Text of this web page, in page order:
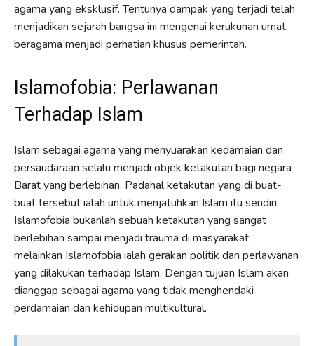
agama yang eksklusif. Tentunya dampak yang terjadi telah
menjadikan sejarah bangsa ini mengenai kerukunan umat
beragama menjadi perhatian khusus pemerintah.
Islamofobia: Perlawanan
Terhadap Islam
Islam sebagai agama yang menyuarakan kedamaian dan
persaudaraan selalu menjadi objek ketakutan bagi negara
Barat yang berlebihan. Padahal ketakutan yang di buat-
buat tersebut ialah untuk menjatuhkan Islam itu sendiri.
Islamofobia bukanlah sebuah ketakutan yang sangat
berlebihan sampai menjadi trauma di masyarakat.
melainkan Islamofobia ialah gerakan politik dan perlawanan
yang dilakukan terhadap Islam. Dengan tujuan Islam akan
dianggap sebagai agama yang tidak menghendaki
perdamaian dan kehidupan multikultural.